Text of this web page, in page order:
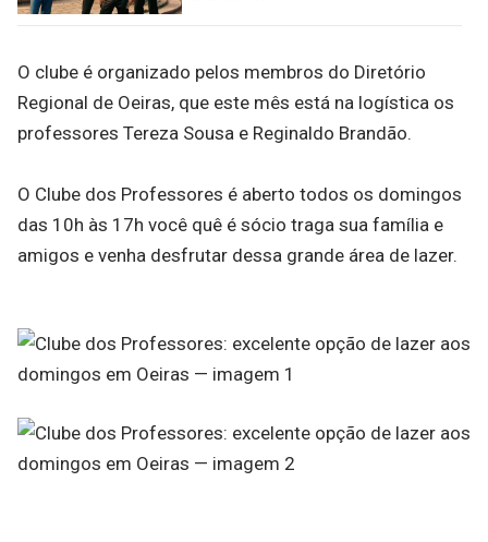
O clube é organizado pelos membros do Diretório
Regional de Oeiras, que este mês está na logística os
professores Tereza Sousa e Reginaldo Brandão.
O Clube dos Professores é aberto todos os domingos
das 10h às 17h você quê é sócio traga sua família e
amigos e venha desfrutar dessa grande área de lazer.